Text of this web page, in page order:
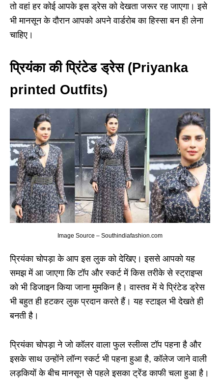
तो वहां हर कोई आपके इस ड्रेस को देखता जरूर रह जाएगा। इसे
भी मानसून के दौरान आपको अपने वार्डरोब का हिस्सा बन ही लेना
चाहिए।
प्रियंका की प्रिंटेड ड्रेस (Priyanka
printed Outfits)
Image Source – Southindiafashion.com
प्रियंका चोपड़ा के आप इस लुक को देखिए। इससे आपको यह
समझ में आ जाएगा कि टॉप और स्कर्ट में किस तरीके से स्ट्राइप्स
को भी डिजाइन किया जाना मुमकिन है। वास्तव में ये प्रिंटेड ड्रेस
भी बहुत ही हटकर लुक प्रदान करते हैं। यह स्टाइल भी देखते ही
बनती है।
प्रियंका चोपड़ा ने जो कॉलर वाला फुल स्लीव्स टॉप पहना है और
इसके साथ उन्होंने लॉन्ग स्कर्ट भी पहना हुआ है, कॉलेज जाने वाली
लड़कियों के बीच मानसून से पहले इसका ट्रेंड काफी चला हुआ है।